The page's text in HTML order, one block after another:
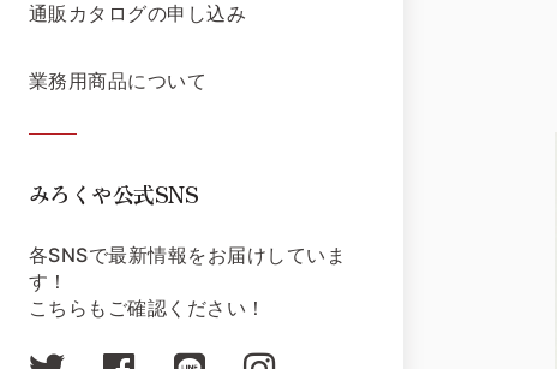
通販カタログの申し込み
業務用商品について
みろくや公式SNS
各SNSで最新情報をお届けしていま
す！
こちらもご確認ください！